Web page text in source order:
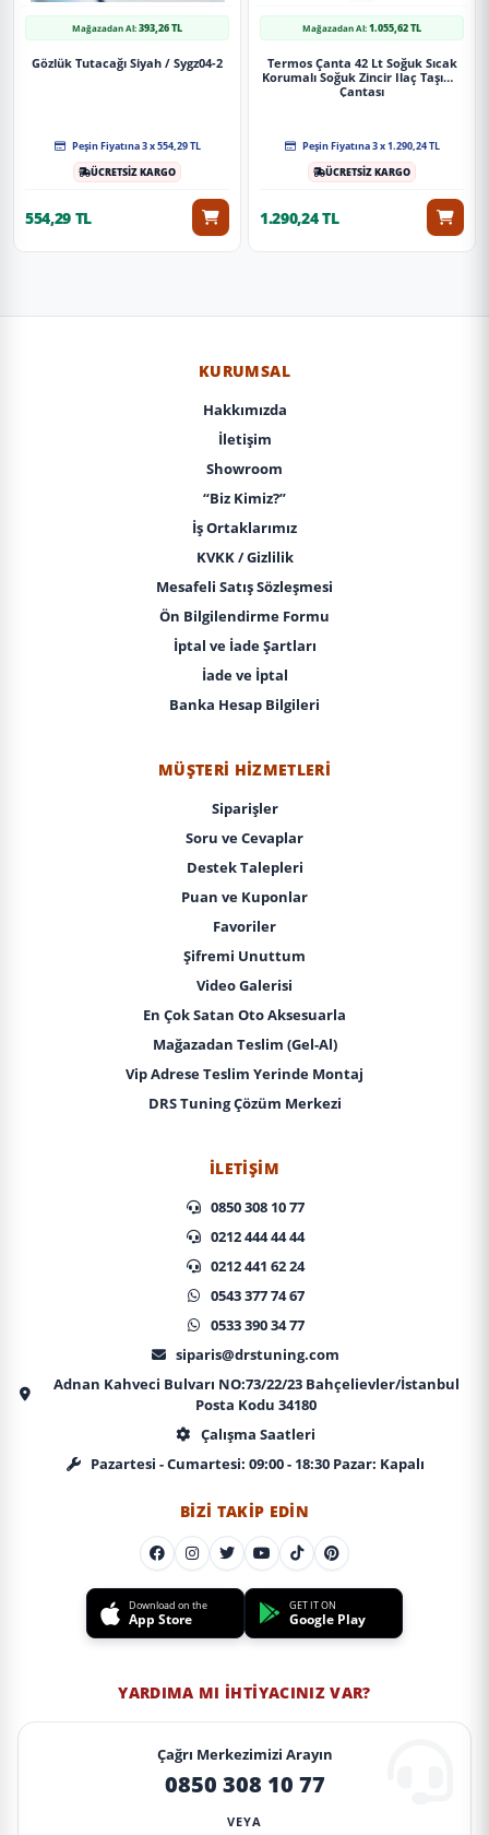
Mağazadan Al:393,26 TL
Gözlük Tutacağı Siyah / Sygz04-2
Peşin Fiyatına 3 x 554,29 TL
ÜCRETSİZ KARGO
554,29 TL
Mağazadan Al:1.055,62 TL
Termos Çanta 42 Lt Soğuk Sıcak
Korumalı Soğuk Zincir Ilaç Taşıma
Çantası
Peşin Fiyatına 3 x 1.290,24 TL
ÜCRETSİZ KARGO
1.290,24 TL
KURUMSAL
Hakkımızda
İletişim
Showroom
“Biz Kimiz?”
İş Ortaklarımız
KVKK / Gizlilik
Mesafeli Satış Sözleşmesi
Ön Bilgilendirme Formu
İptal ve İade Şartları
İade ve İptal
Banka Hesap Bilgileri
MÜŞTERI HIZMETLERI
Siparişler
Soru ve Cevaplar
Destek Talepleri
Puan ve Kuponlar
Favoriler
Şifremi Unuttum
Video Galerisi
En Çok Satan Oto Aksesuarla
Mağazadan Teslim (Gel-Al)
Vip Adrese Teslim Yerinde Montaj
DRS Tuning Çözüm Merkezi
İLETIŞIM
0850 308 10 77
0212 444 44 44
0212 441 62 24
0543 377 74 67
0533 390 34 77
siparis@drstuning.com
Adnan Kahveci Bulvarı NO:73/22/23 Bahçelievler/İstanbul
Posta Kodu 34180
Çalışma Saatleri
Pazartesi - Cumartesi: 09:00 - 18:30 Pazar: Kapalı
BIZI TAKIP EDIN
Download on the
App Store
GET IT ON
Google Play
YARDIMA MI İHTIYACINIZ VAR?
Çağrı Merkezimizi Arayın
0850 308 10 77
VEYA